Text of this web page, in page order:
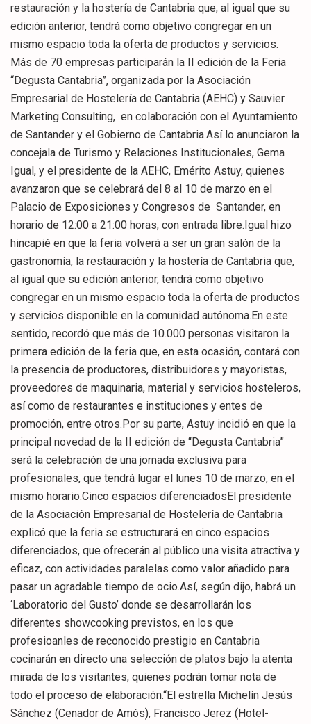
restauración y la hostería de Cantabria que, al igual que su
edición anterior, tendrá como objetivo congregar en un
mismo espacio toda la oferta de productos y servicios.
Más de 70 empresas participarán la II edición de la Feria
“Degusta Cantabria”, organizada por la Asociación
Empresarial de Hostelería de Cantabria (AEHC) y Sauvier
Marketing Consulting, en colaboración con el Ayuntamiento
de Santander y el Gobierno de Cantabria.Así lo anunciaron la
concejala de Turismo y Relaciones Institucionales, Gema
Igual, y el presidente de la AEHC, Emérito Astuy, quienes
avanzaron que se celebrará del 8 al 10 de marzo en el
Palacio de Exposiciones y Congresos de Santander, en
horario de 12:00 a 21:00 horas, con entrada libre.Igual hizo
hincapié en que la feria volverá a ser un gran salón de la
gastronomía, la restauración y la hostería de Cantabria que,
al igual que su edición anterior, tendrá como objetivo
congregar en un mismo espacio toda la oferta de productos
y servicios disponible en la comunidad autónoma.En este
sentido, recordó que más de 10.000 personas visitaron la
primera edición de la feria que, en esta ocasión, contará con
la presencia de productores, distribuidores y mayoristas,
proveedores de maquinaria, material y servicios hosteleros,
así como de restaurantes e instituciones y entes de
promoción, entre otros.Por su parte, Astuy incidió en que la
principal novedad de la II edición de “Degusta Cantabria”
será la celebración de una jornada exclusiva para
profesionales, que tendrá lugar el lunes 10 de marzo, en el
mismo horario.Cinco espacios diferenciadosEl presidente
de la Asociación Empresarial de Hostelería de Cantabria
explicó que la feria se estructurará en cinco espacios
diferenciados, que ofrecerán al público una visita atractiva y
eficaz, con actividades paralelas como valor añadido para
pasar un agradable tiempo de ocio.Así, según dijo, habrá un
‘Laboratorio del Gusto’ donde se desarrollarán los
diferentes showcooking previstos, en los que
profesioanles de reconocido prestigio en Cantabria
cocinarán en directo una selección de platos bajo la atenta
mirada de los visitantes, quienes podrán tomar nota de
todo el proceso de elaboración.“El estrella Michelín Jesús
Sánchez (Cenador de Amós), Francisco Jerez (Hotel-